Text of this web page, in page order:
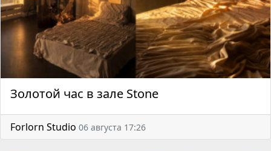
Золотой час в зале Stone
Forlorn Studio 06 августа 17:26